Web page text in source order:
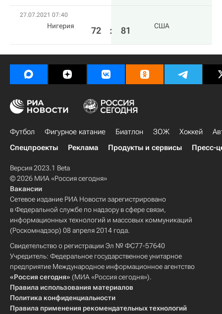
27.07.2021 07:40
Нигерия 72 : 81 США
Футбол Фигурное катание Биатлон ЗОЖ Хоккей
Спецпроекты
Реклама Продукты и сервисы Пресс-
Версия 2023.1 Beta
© 2026 МИА «Россия сегодня»
Вакансии
Сетевое издание РИА Новости зарегистрировано
в Федеральной службе по надзору в сфере связи,
информационных технологий и массовых коммуникаций
(Роскомнадзор) 08 апреля 2014 года.
Свидетельство о регистрации Эл № ФС77-57640
Учредитель: Федеральное государственное унитарное
предприятие Международное информационное агентство
«Россия сегодня» (МИА «Россия сегодня»).
Правила использования материалов
Политика конфиденциальности
Правила применения рекомендательных технологий